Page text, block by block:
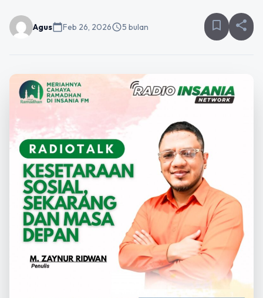
Aguscalendar_todayFeb 26, 2026schedule5 bulan bookmark_border share